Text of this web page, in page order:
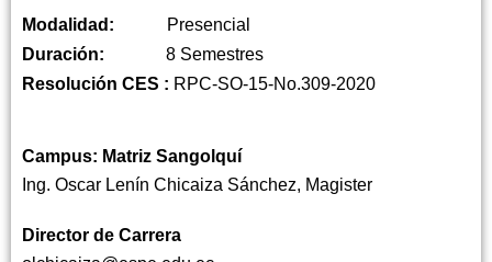
Modalidad:
Presencial
Duración:
8 Semestres
Resolución CES : RPC-SO-15-No.309-2020
Campus: Matriz Sangolquí
Ing. Oscar Lenín Chicaiza Sánchez, Magister
Director de Carrera